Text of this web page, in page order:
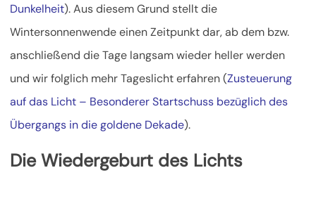
Dunkelheit). Aus diesem Grund stellt die
Wintersonnenwende einen Zeitpunkt dar, ab dem bzw.
anschließend die Tage langsam wieder heller werden
und wir folglich mehr Tageslicht erfahren (Zusteuerung
auf das Licht – Besonderer Startschuss bezüglich des
Übergangs in die goldene Dekade).
Die Wiedergeburt des Lichts